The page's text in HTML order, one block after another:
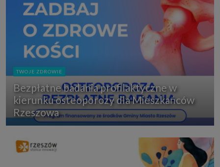
TWOJE ZDROWIE
Bezpłatne badania profilaktyczne w
kierunku osteoporozy dla Mieszkańców
Rzeszowa